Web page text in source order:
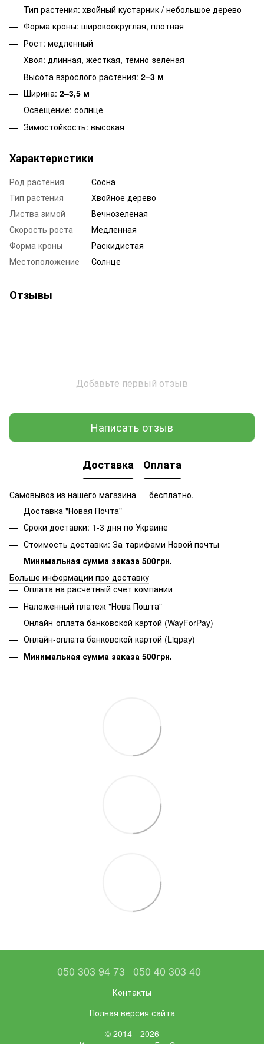
Тип растения: хвойный кустарник / небольшое дерево
Форма кроны: широкоокруглая, плотная
Рост: медленный
Хвоя: длинная, жёсткая, тёмно-зелёная
Высота взрослого растения: 2–3 м
Ширина: 2–3,5 м
Освещение: солнце
Зимостойкость: высокая
Характеристики
Род растения
Сосна
Тип растения
Хвойное дерево
Листва зимой
Вечнозеленая
Скорость роста
Медленная
Форма кроны
Раскидистая
Местоположение
Солнце
Отзывы
Добавьте первый отзыв
Написать отзыв
Доставка Оплата
Самовывоз из нашего магазина — бесплатно.
Доставка "Новая Почта"
Сроки доставки: 1-3 дня по Украине
Стоимость доставки: За тарифами Новой почты
Минимальная сумма заказа 500грн.
Больше информации про доставку
Оплата на расчетный счет компании
Наложенный платеж "Нова Пошта"
Онлайн-оплата банковской картой (WayForPay)
Онлайн-оплата банковской картой (Liqpay)
Минимальная сумма заказа 500грн.
050 303 94 73 050 40 303 40
Контакты
Полная версия сайта
© 2014—2026